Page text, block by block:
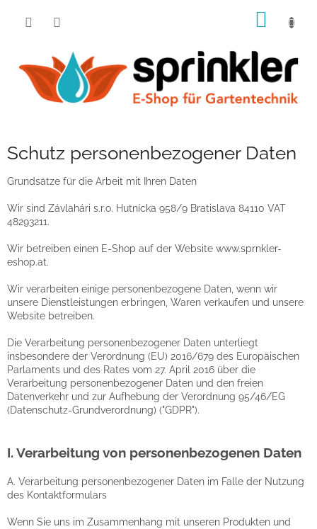
Schutz personenbezogener Daten
Grundsätze für die Arbeit mit Ihren Daten
Wir sind Závlahári s.r.o. Hutnícka 958/9 Bratislava 84110 VAT
48293211.
Wir betreiben einen E-Shop auf der Website www.sprnkler-
eshop.at.
Wir verarbeiten einige personenbezogene Daten, wenn wir
unsere Dienstleistungen erbringen, Waren verkaufen und unsere
Website betreiben.
Die Verarbeitung personenbezogener Daten unterliegt
insbesondere der Verordnung (EU) 2016/679 des Europäischen
Parlaments und des Rates vom 27. April 2016 über die
Verarbeitung personenbezogener Daten und den freien
Datenverkehr und zur Aufhebung der Verordnung 95/46/EG
(Datenschutz-Grundverordnung) ("GDPR").
I. Verarbeitung von personenbezogenen Daten
A. Verarbeitung personenbezogener Daten im Falle der Nutzung
des Kontaktformulars
Wenn Sie uns im Zusammenhang mit unseren Produkten und